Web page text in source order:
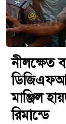
নীলক্ষেত
মাঞ্জিল
রিমান্ডে